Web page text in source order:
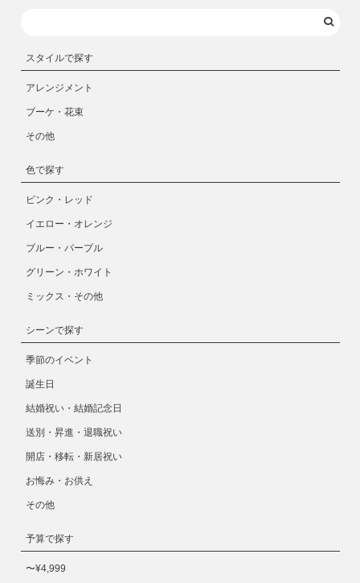
スタイルで探す
アレンジメント
ブーケ・花束
その他
色で探す
ピンク・レッド
イエロー・オレンジ
ブルー・パープル
グリーン・ホワイト
ミックス・その他
シーンで探す
季節のイベント
誕生日
結婚祝い・結婚記念日
送別・昇進・退職祝い
開店・移転・新居祝い
お悔み・お供え
その他
予算で探す
〜¥4,999